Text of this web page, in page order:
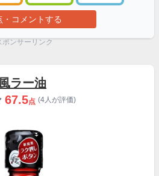
・コメントする
ポンサーリンク
ラー油
67.5点 (4人が評価)